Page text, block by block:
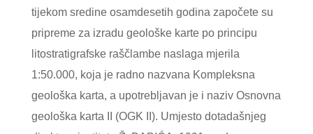
tijekom sredine osamdesetih godina započete su
pripreme za izradu geološke karte po principu
litostratigrafske raščlambe naslaga mjerila
1:50.000, koja je radno nazvana Kompleksna
geološka karta, a upotrebljavan je i naziv Osnovna
geološka karta II (OGK II). Umjesto dotadašnjeg